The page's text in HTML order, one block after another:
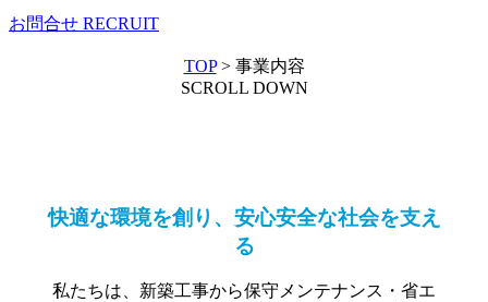
お問合せ RECRUIT
TOP> 事業内容
SCROLL DOWN
快適な環境を創り、安心安全な社会を支え
る
私たちは、新築工事から保守メンテナンス・省エ